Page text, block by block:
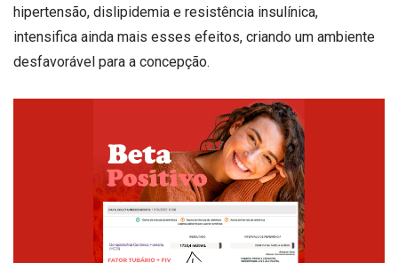
hipertensão, dislipidemia e resistência insulínica,
intensifica ainda mais esses efeitos, criando um ambiente
desfavorável para a concepção.